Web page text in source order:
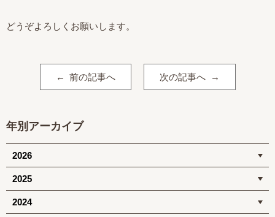
どうぞよろしくお願いします。
前の記事へ 次の記事へ
年別アーカイブ
2026
2025
2024